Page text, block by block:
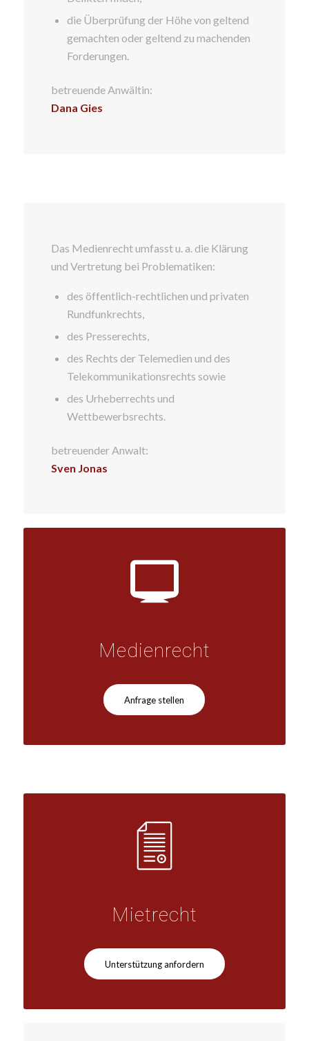
die Überprüfung der Höhe von geltend
gemachten oder geltend zu machenden
Forderungen.
betreuende Anwältin:
Dana Gies
Das Medienrecht umfasst u. a. die Klärung
und Vertretung bei Problematiken:
des öffentlich-rechtlichen und privaten
Rundfunkrechts,
des Presserechts,
des Rechts der Telemedien und des
Telekommunikationsrechts sowie
des Urheberrechts und
Wettbewerbsrechts.
betreuender Anwalt:
Sven Jonas
Medienrecht
Anfrage stellen
Mietrecht
Unterstützung anfordern